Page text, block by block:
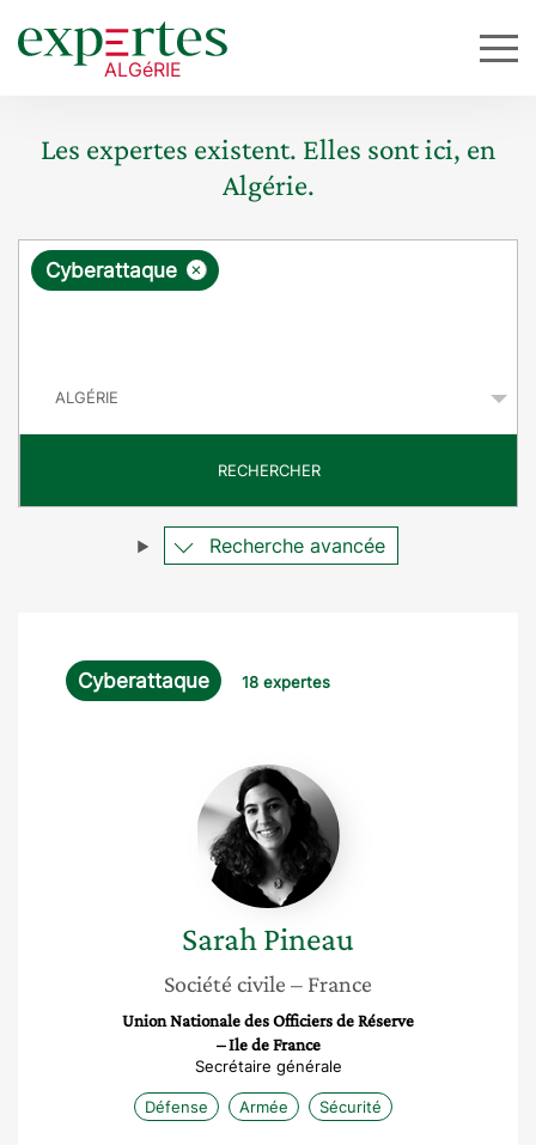
Les expertes existent. Elles sont ici, en
Algérie.
R
ê
e
×
Cyberattaque
RECHERCHER
Recherche avancée
Cyberattaque 18 expertes
Sarah
Pineau
Sarah Pineau
Société civile – France
Union Nationale des Officiers de Réserve
– Ile de France
Secrétaire générale
Défense Armée Sécurité